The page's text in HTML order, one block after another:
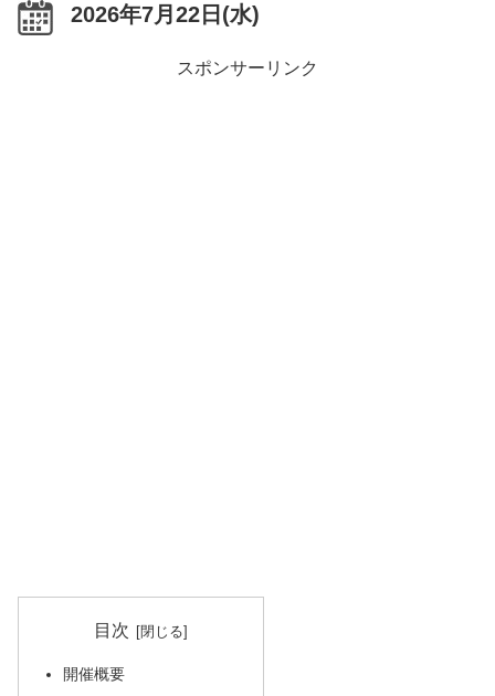
2026年7月22日(水)
スポンサーリンク
目次
開催概要